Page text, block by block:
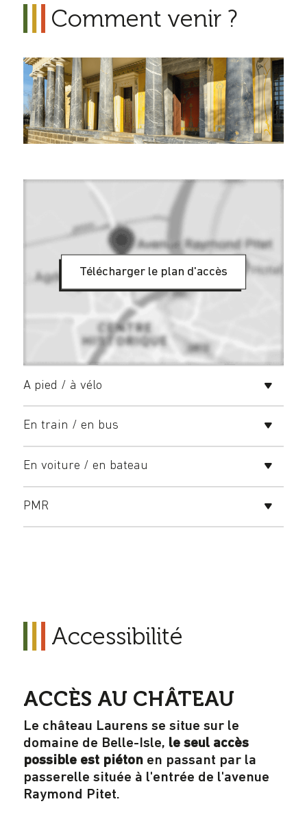
Comment venir ?
Télécharger le plan d'accès
A pied / à vélo
En train / en bus
En voiture / en bateau
PMR
Accessibilité
ACCÈS AU CHÂTEAU
Le château Laurens se situe sur le
domaine de Belle-Isle, le seul accès
possible est piéton en passant par la
passerelle située à l'entrée de l'avenue
Raymond Pitet.